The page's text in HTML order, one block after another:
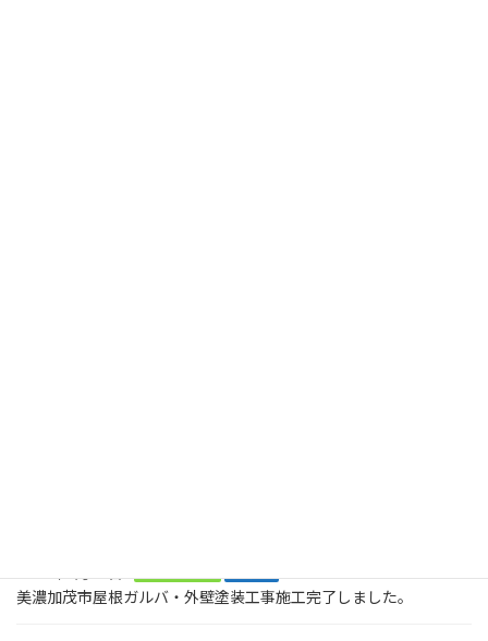
美濃加茂市屋根ガルバ・外壁塗装工事施工完了しました。